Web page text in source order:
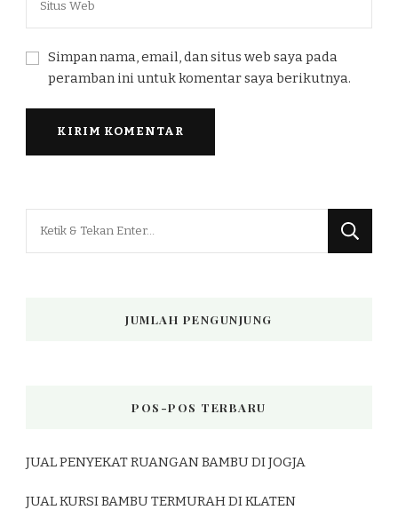
Simpan nama, email, dan situs web saya pada
peramban ini untuk komentar saya berikutnya.
JUMLAH PENGUNJUNG
POS-POS TERBARU
JUAL PENYEKAT RUANGAN BAMBU DI JOGJA
JUAL KURSI BAMBU TERMURAH DI KLATEN